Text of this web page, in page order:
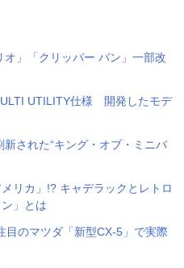
オ」「クリッパー バン」一部改
UTILITY仕様 開発したモデ
された“キング・オブ・ミニバ
リカ」!? キャデラックとレトロ
」とは
目のマツダ「新型CX-5」で実際